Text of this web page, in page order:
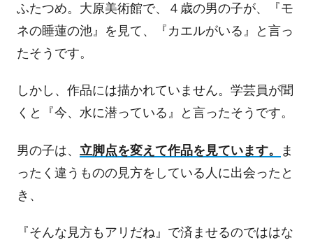
ふたつめ。大原美術館で、４歳の男の子が、『モ
ネの睡蓮の池』を見て、『カエルがいる』と言っ
たそうです。
しかし、作品には描かれていません。学芸員が聞
くと『今、水に潜っている』と言ったそうです。
男の子は、 立脚点を変えて作品を見ています。
ま
ったく違うものの見方をしている人に出会ったと
き、
『そんな見方もアリだね』で済ませるのでははな